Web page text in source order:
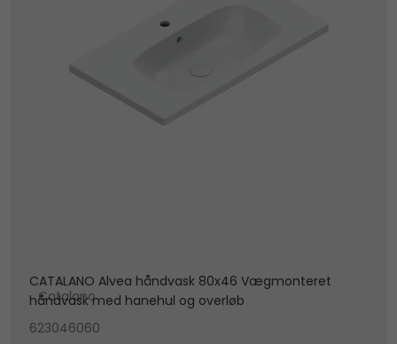
CATALANO Alvea håndvask 80x46 Vægmonteret
håndvask med hanehul og overløb
Catalano
623046060